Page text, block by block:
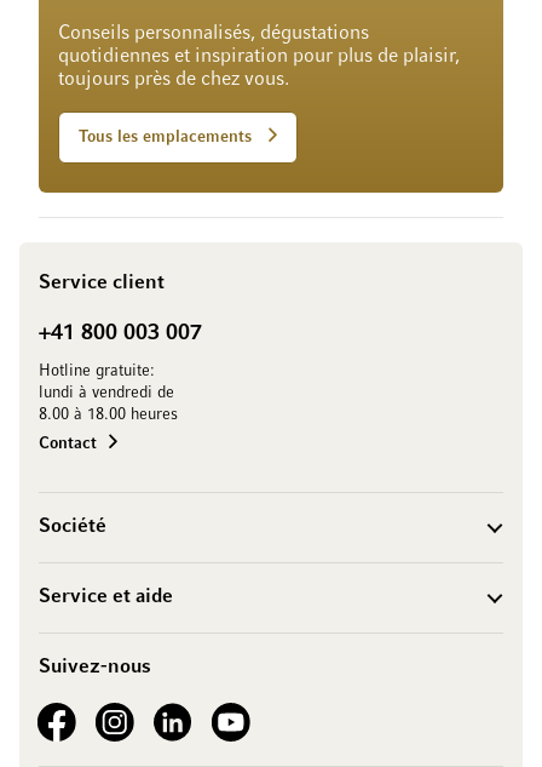
Conseils personnalisés, dégustations
quotidiennes et inspiration pour plus de plaisir,
toujours près de chez vous.
Tous les emplacements
Service client
+41 800 003 007
Hotline gratuite:
lundi à vendredi de
8.00 à 18.00 heures
Contact
Société
Service et aide
Suivez-nous
See our FacebookSee our Instagram account
See our LinkedInSee our YouTube channel